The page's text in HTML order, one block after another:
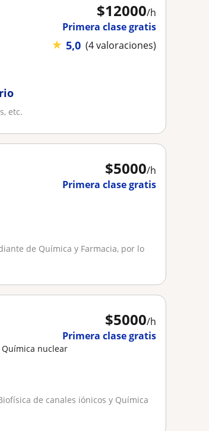
$12000/h
Primera clase gratis
★ 5,0 (4 valoraciones)
etc.
$5000/h
Primera clase gratis
de Química y Farmacia, por lo
$5000/h
Primera clase gratis
nuclear
de canales iónicos y Química